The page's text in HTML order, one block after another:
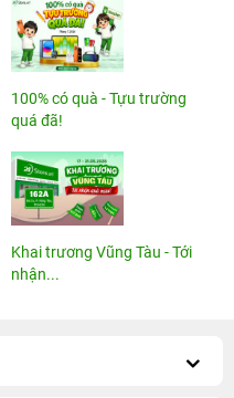
100% có quà - Tựu trường
quá đã!
Khai trương Vũng Tàu - Tới
nhận...